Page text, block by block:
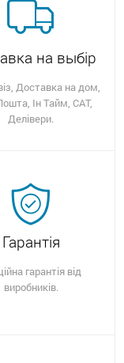
на выбір
Доставка на дом,
Ін Тайм, САТ,
Делівери.
Гарантія
гарантія від
виробників.